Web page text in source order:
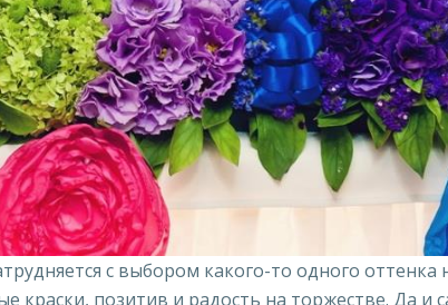
с выбором какого-то одного оттенка
краски, позитив и радость на торжестве. Да и